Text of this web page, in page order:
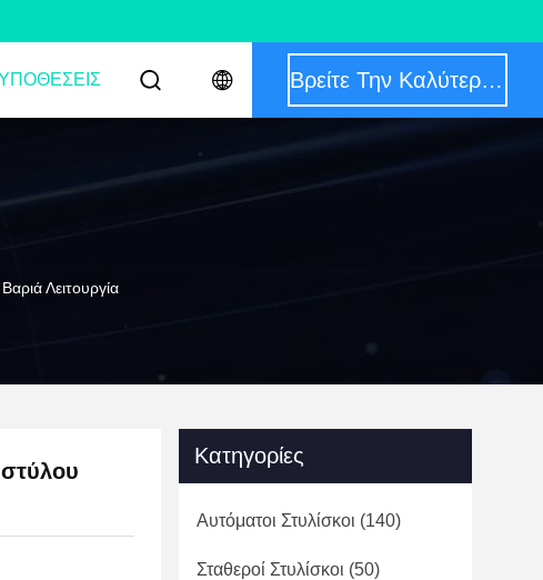
Βρείτε Την Καλύτερη Τιμή
Λειτουργία
Κατηγορίες
Αυτόματοι Στυλίσκοι (140)
Σταθεροί Στυλίσκοι (50)